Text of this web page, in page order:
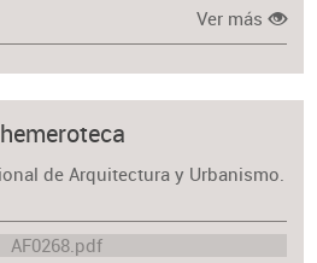
Ver más
de Arquitectura y Urbanismo.